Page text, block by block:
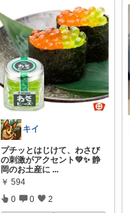
キイ
プチッとはじけて、わさび
の刺激がアクセント💚✨ 静
岡のお土産に ...
￥ 594
0 0 2